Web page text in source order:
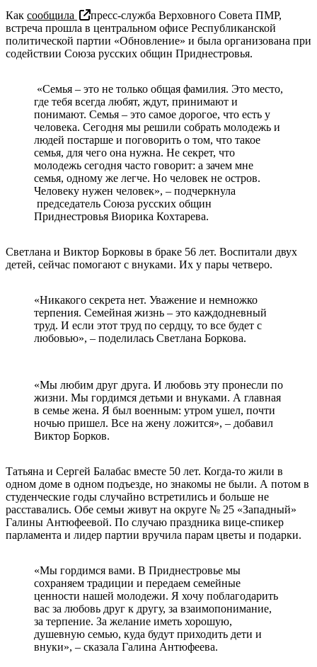
Как сообщила
пресс-служба Верховного Совета ПМР,
встреча прошла в центральном офисе Республиканской
политической партии «Обновление» и была организована при
содействии Союза русских общин Приднестровья.
«Семья – это не только общая фамилия. Это место,
где тебя всегда любят, ждут, принимают и
понимают. Семья – это самое дорогое, что есть у
человека. Сегодня мы решили собрать молодежь и
людей постарше и поговорить о том, что такое
семья, для чего она нужна. Не секрет, что
молодежь сегодня часто говорит: а зачем мне
семья, одному же легче. Но человек не остров.
Человеку нужен человек», – подчеркнула
председатель Союза русских общин
Приднестровья Виорика Кохтарева.
Светлана и Виктор Борковы в браке 56 лет. Воспитали двух
детей, сейчас помогают с внуками. Их у пары четверо.
«Никакого секрета нет. Уважение и немножко
терпения. Семейная жизнь – это каждодневный
труд. И если этот труд по сердцу, то все будет с
любовью», – поделилась Светлана Боркова.
«Мы любим друг друга. И любовь эту пронесли по
жизни. Мы гордимся детьми и внуками. А главная
в семье жена. Я был военным: утром ушел, почти
ночью пришел. Все на жену ложится», – добавил
Виктор Борков.
Татьяна и Сергей Балабас вместе 50 лет. Когда-то жили в
одном доме в одном подъезде, но знакомы не были. А потом в
студенческие годы случайно встретились и больше не
расставались. Обе семьи живут на округе № 25 «Западный»
Галины Антюфеевой. По случаю праздника вице-спикер
парламента и лидер партии вручила парам цветы и подарки.
«Мы гордимся вами. В Приднестровье мы
сохраняем традиции и передаем семейные
ценности нашей молодежи. Я хочу поблагодарить
вас за любовь друг к другу, за взаимопонимание,
за терпение. За желание иметь хорошую,
душевную семью, куда будут приходить дети и
внуки», – сказала Галина Антюфеева.